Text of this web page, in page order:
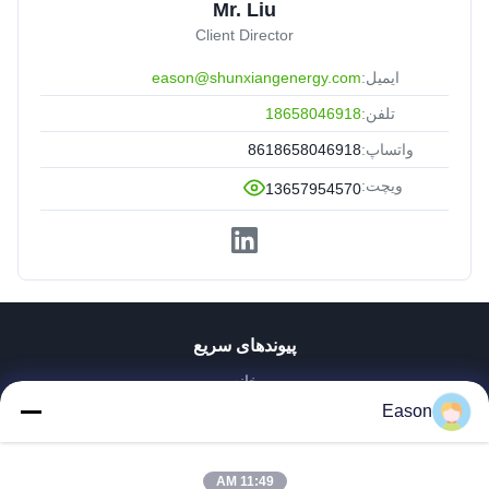
Mr. Liu
Client Director
ایمیل:eason@shunxiangenergy.com
تلفن:18658046918
واتساپ:8618658046918
ویچت:13657954570
پیوندهای سریع
خانه
Eason
11:49 AM